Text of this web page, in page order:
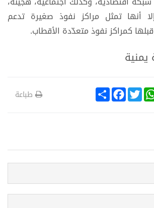
أنها تمثل مراكز نفوذ صغيرة تدعم
كمراكز نفوذ متعدّدة الأقطاب.
S
h
F
a
k
T
w طباعة